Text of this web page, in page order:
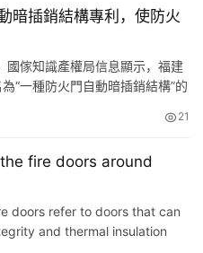
场所内的与舞台相连的侧台、
暗插銷結構專利，使防火
傢知識產權局信息顯示，福建
“一種防火門自動暗插銷結構”的
開瞭一種防火門自動暗插銷結
21
fire doors around
doors refer to doors that can
and thermal insulation